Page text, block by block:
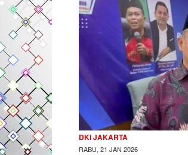
DKI JAKARTA
RABU, 21 JAN 2026